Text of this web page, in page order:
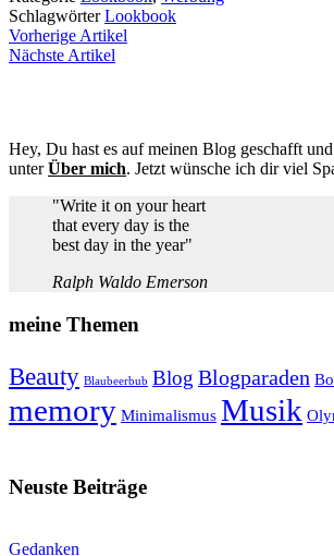
SchlagwörterLookbook
Vorherige Artikel
Nächste Artikel
Hey, Du hast es auf meinen Blog geschafft
unterÜber mich. Jetzt wünsche ich dir viel
"Write it on your heart
that every day is the
best day in the year"
Ralph Waldo Emerson
meine Themen
Beauty Blaubeerbub Blog Blogparaden
memory Minimalismus Musik
Neuste Beiträge
Gedanken